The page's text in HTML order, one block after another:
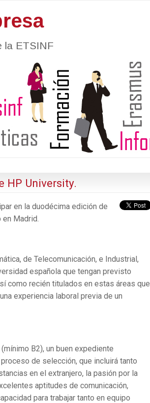
la ETSINF
HP University.
en la duodécima edición de
Madrid.
de Telecomunicación, e Industrial,
española que tengan previsto
como recién titulados en estas áreas que
experiencia laboral previa de un
B2), un buen expediente
de selección, que incluirá tanto
en el extranjero, la pasión por la
aptitudes de comunicación,
para trabajar tanto en equipo